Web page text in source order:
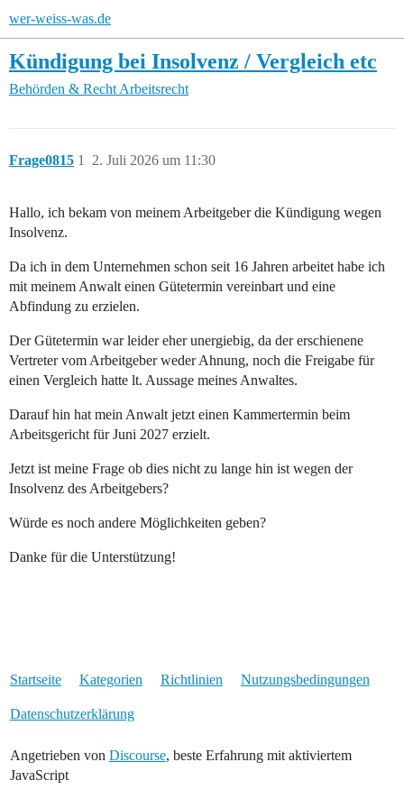
wer-weiss-was.de
Kündigung bei Insolvenz / Vergleich etc
Behörden & Recht Arbeitsrecht
Frage0815 2. Juli 2026 um 11:30
1
Hallo, ich bekam von meinem Arbeitgeber die Kündigung wegen
Insolvenz.
Da ich in dem Unternehmen schon seit 16 Jahren arbeitet habe ich
mit meinem Anwalt einen Gütetermin vereinbart und eine
Abfindung zu erzielen.
Der Gütetermin war leider eher unergiebig, da der erschienene
Vertreter vom Arbeitgeber weder Ahnung, noch die Freigabe für
einen Vergleich hatte lt. Aussage meines Anwaltes.
Darauf hin hat mein Anwalt jetzt einen Kammertermin beim
Arbeitsgericht für Juni 2027 erzielt.
Jetzt ist meine Frage ob dies nicht zu lange hin ist wegen der
Insolvenz des Arbeitgebers?
Würde es noch andere Möglichkeiten geben?
Danke für die Unterstützung!
Startseite Kategorien Richtlinien Nutzungsbedingungen
Datenschutzerklärung
Angetrieben von Discourse, beste Erfahrung mit aktiviertem
JavaScript